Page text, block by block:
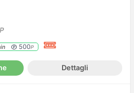
P
500P
Dettagli